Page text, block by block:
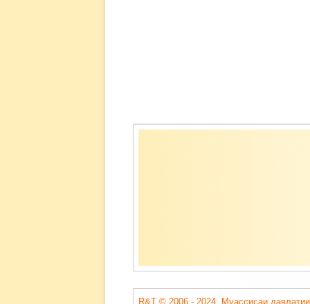
Содержимое
R&T © 2006 - 2024. Муассисаи